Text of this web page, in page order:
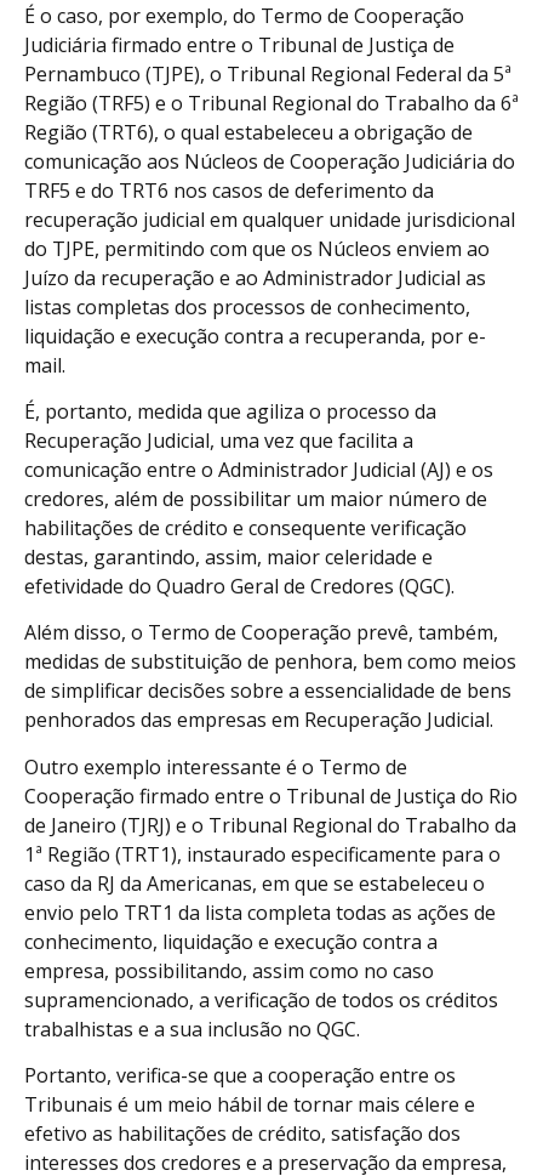
É o caso, por exemplo, do Termo de Cooperação
Judiciária firmado entre o Tribunal de Justiça de
Pernambuco (TJPE), o Tribunal Regional Federal da 5ª
Região (TRF5) e o Tribunal Regional do Trabalho da 6ª
Região (TRT6), o qual estabeleceu a obrigação de
comunicação aos Núcleos de Cooperação Judiciária do
TRF5 e do TRT6 nos casos de deferimento da
recuperação judicial em qualquer unidade jurisdicional
do TJPE, permitindo com que os Núcleos enviem ao
Juízo da recuperação e ao Administrador Judicial as
listas completas dos processos de conhecimento,
liquidação e execução contra a recuperanda, por e-
mail.
É, portanto, medida que agiliza o processo da
Recuperação Judicial, uma vez que facilita a
comunicação entre o Administrador Judicial (AJ) e os
credores, além de possibilitar um maior número de
habilitações de crédito e consequente verificação
destas, garantindo, assim, maior celeridade e
efetividade do Quadro Geral de Credores (QGC).
Além disso, o Termo de Cooperação prevê, também,
medidas de substituição de penhora, bem como meios
de simplificar decisões sobre a essencialidade de bens
penhorados das empresas em Recuperação Judicial.
Outro exemplo interessante é o Termo de
Cooperação firmado entre o Tribunal de Justiça do Rio
de Janeiro (TJRJ) e o Tribunal Regional do Trabalho da
1ª Região (TRT1), instaurado especificamente para o
caso da RJ da Americanas, em que se estabeleceu o
envio pelo TRT1 da lista completa todas as ações de
conhecimento, liquidação e execução contra a
empresa, possibilitando, assim como no caso
supramencionado, a verificação de todos os créditos
trabalhistas e a sua inclusão no QGC.
Portanto, verifica-se que a cooperação entre os
Tribunais é um meio hábil de tornar mais célere e
efetivo as habilitações de crédito, satisfação dos
interesses dos credores e a preservação da empresa,